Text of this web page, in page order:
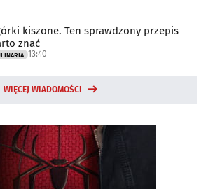
kiszone. Ten sprawdzony przepis
znać
13:40
WIĘCEJ WIADOMOŚCI